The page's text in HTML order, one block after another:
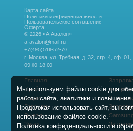
Карта сайта
Политика конфиденциальности
Пользовательское соглашение
Оферта
© 2026 «А-Авалон»
a-avalon@mail.ru
+7(495)518-52-70
г. Москва, ул. Трубная, д. 32, стр. 4, оф. 01,
09.00-18.00
Главная
Прайс
Акции
Гарантии
Выезд
Заказ
Samsung
Мы используем файлы cookie для
работы сайта, аналитики и повышения
Продолжая использовать сайт, вы
использование файлов cookie.
Политика конфиденциальности и